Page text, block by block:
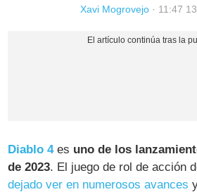
Xavi Mogrovejo· 11:47
Diablo 4es uno de los
de 2023. El juego de rol de acción
dejado ver en numerosos avances